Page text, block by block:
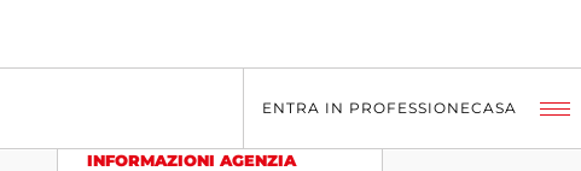
ENTRA IN PROFESSIONECASA
INFORMAZIONI AGENZIA